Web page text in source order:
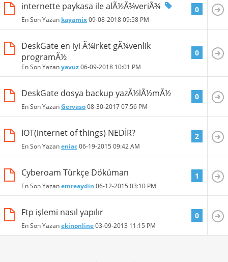
internette paykasa ile alÃ½Ã¾veriÃ¾
En Son Yazan kayamix09-08-201809:58 PM
0
DeskGate en iyi Ã¾irket gÃ¼venlik
programÃ½
En Son Yazanyavuz06-09-2018 10:01 PM
0
DeskGate dosya backup yazÃ½lÃ½mÃ½
En Son YazanGervaso08-30-201707:56 PM
0
IOT(internet of things) NEDİR?
En Son Yazaneniac06-19-2015 09:42 AM
2
Cyberoam Türkçe Döküman
En Son Yazanemreaydin 06-12-2015 03:10 PM
1
Ftp işlemi nasıl yapılır
En Son Yazanekinonline03-09-2013 11:15 PM
0